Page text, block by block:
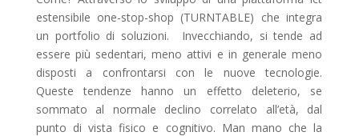
estensibile one-stop-shop (TURNTABLE) che integra
un portfolio di soluzioni. Invecchiando, si tende ad
essere più sedentari, meno attivi e in generale meno
disposti a confrontarsi con le nuove tecnologie.
Queste tendenze hanno un effetto deleterio, se
sommato al normale declino correlato all’età, dal
punto di vista fisico e cognitivo. Man mano che la